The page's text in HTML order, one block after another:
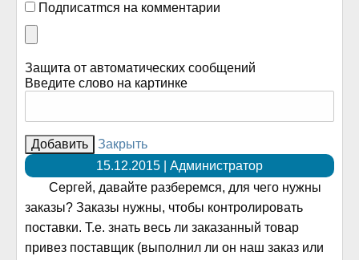
Подписатmся на комментарии
Защита от автоматических сообщений
Введите слово на картинке
Закрыть
15.12.2015 | Администратор
Сергей, давайте разберемся, для чего нужны
заказы? Заказы нужны, чтобы контролировать
поставки. Т.е. знать весь ли заказанный товар
привез поставщик (выполнил ли он наш заказ или